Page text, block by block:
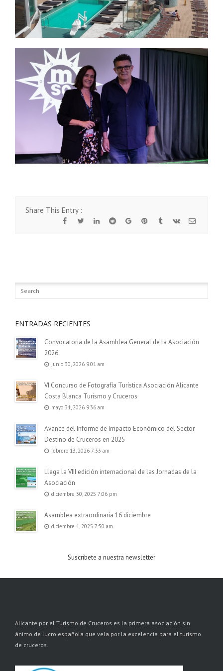
Share This Entry :
ENTRADAS RECIENTES
Convocatoria de la Asamblea General de la Asociación
2026
junio 30, 2026 9:01 am
VI Concurso de Fotografía Turística Asociación Alicante
Costa Blanca Turismo y Cruceros
mayo 31, 2026 9:36 am
Avance del Informe de Impacto Económico del Sector
Destino de Cruceros en 2025
febrero 13, 2026 7:33 am
Llega la VIII edición internacional de las Jornadas de la
Asociación
diciembre 30, 2025 7:06 pm
Asamblea extraordinaria 16 diciembre
diciembre 1, 2025 7:50 am
Suscribete a nuestra newsletter
Alicante por el Turismo de Cruceros es la primera asociación sin
ánimo de lucro española que vela por la excelencia para el turismo
de cruceros.